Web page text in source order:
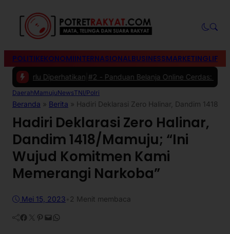
POLITIKEKONOMIINTERNASIONALBUSINESSMARKETING
Diperhatikan|#2 -Panduan Belanja Online Cerdas: Pilih
DaerahMamujuNewsTNI/Polri
Beranda » Berita » Hadiri Deklarasi Zero Halinar, Dandim 1418/
Hadiri Deklarasi Zero Halinar,
Dandim 1418/Mamuju; “Ini
Wujud Komitmen Kami
Memerangi Narkoba”
Mei 15, 2023 2 Menit membaca
Facebook Twitter Pinterest Mail WhatsApp